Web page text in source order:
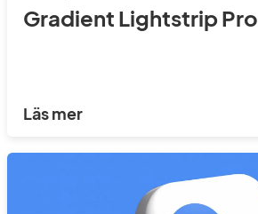
Gradient Lightstrip Pro
Läs mer